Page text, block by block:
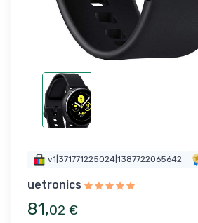
v1|371771225024|1387722065642
uetronics
81,02 €